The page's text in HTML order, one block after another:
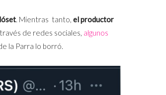
. Mientras tanto, el productor
de redes sociales, algunos
la Parra lo borró.